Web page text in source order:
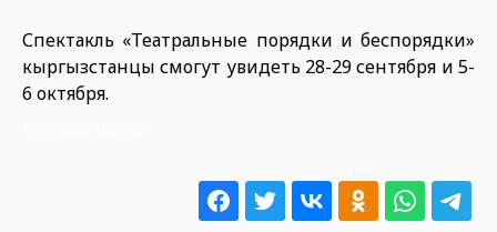
Спектакль «Театральные порядки и беспорядки»
кыргызстанцы смогут увидеть 28-29 сентября и 5-
6 октября.